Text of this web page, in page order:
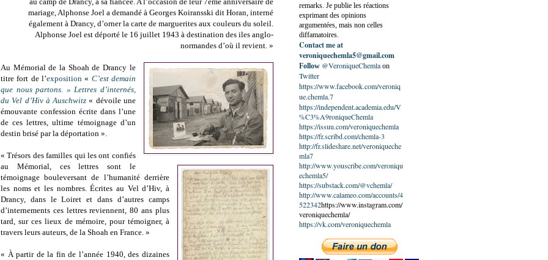
mariage, Alphonse Joel a demandé à Georges Koiransski dit Horan, interné
également à Drancy, d’orner la carte de marguerites aux couleurs du soleil.
Alphonse Joel est déporté le 16 juillet 1943 à destination des iles anglo-
normandes d’où il revient. »
Au Mémorial de la Shoah de Drancy le
titre fort de l’exposition« C’est demain
que nous partons. » Lettres d’internés,
du Vel d’Hiv à Auschwitz « dévoile une
émouvante confession écrite dans l’une
de ces lettres, ultime témoignage d’un
destin brisé par la déportation ».
« Trésors des familles qui les ont confiés
au Mémorial, ces lettres sont le
témoignage bouleversant de l’humanité derrière
les noms et les nombres. Écrites au Vel d’Hiv, à
Drancy, dans le Loiret et dans d’autres camps
d’internements ces lettres reviennent, 80 ans plus
tard, sur ces lieux de mémoire, pour témoigner, à
travers leurs auteurs, de la Shoah en France. »
« À partir de la fin de l’année 1940, des dizaines
remarks. Je publie les réactions
exprimant des opinions
argumentées, mais non celles
diffamatoires.
Contact me at
veroniquechemla5@gmail.com
Follow @VeroniqueChemlaon
Twitter
https://www.facebook.com/veroniq
ue.chemla.7
https://independent.academia.edu/V
%C3%A9roniqueChemla
https://issuu.com/veroniquechemla
https://fr.scribd.com/chemla-3
http://fr.slideshare.net/veroniqueche
mla7
http://www.youscribe.com/veroniqu
echemla5/
https://substack.com/@vchemla/
http://www.calameo.com/accounts/4
522342https://www.instagram.com/
veroniquechemla/
https://vk.com/veroniquechemla